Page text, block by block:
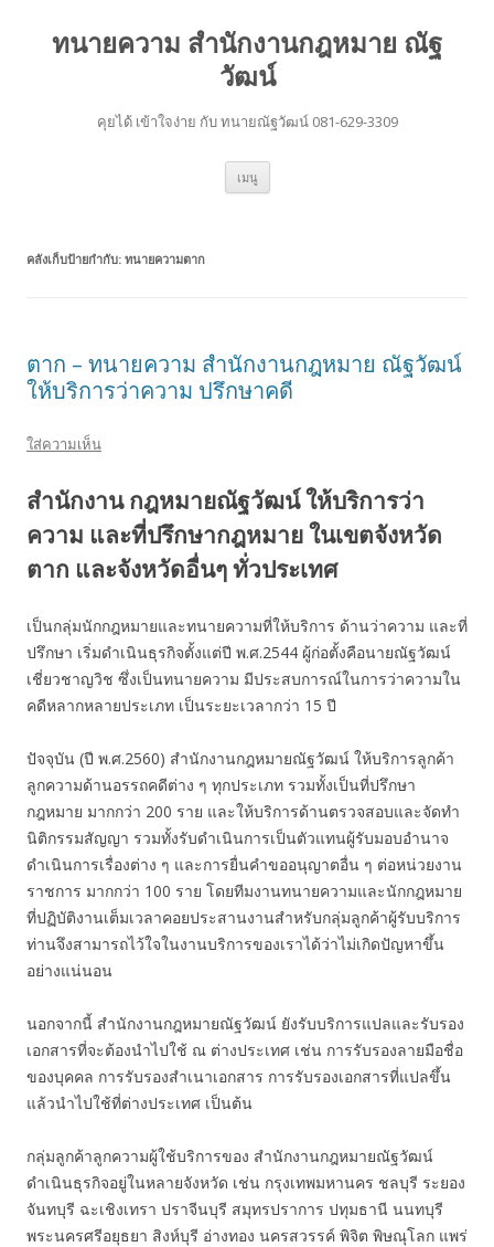
ทนายความ สำนักงานกฎหมาย ณัฐ
วัฒน์
คุยได้ เข้าใจง่าย กับ ทนายณัฐวัฒน์ 081-629-3309
เมนู ข้าม
ยัง
คลังเก็บป้ายกำกับ: ทนายความตาก
ตาก – ทนายความ สำนักงานกฎหมาย ณัฐวัฒน์
ให้บริการว่าความ ปรึกษาคดี
ใส่ความเห็น
สำนักงาน กฎหมายณัฐวัฒน์ ให้บริการว่า
ความ และที่ปรึกษากฎหมาย ในเขตจังหวัด
ตาก และจังหวัดอื่นๆ ทั่วประเทศ
เป็นกลุ่มนักกฎหมายและทนายความที่ให้บริการ ด้านว่าความ และที่
ปรึกษา เริ่มดำเนินธุรกิจตั้งแต่ปี พ.ศ.2544 ผู้ก่อตั้งคือนายณัฐวัฒน์
เชี่ยวชาญวิช ซึ่งเป็นทนายความ มีประสบการณ์ในการว่าความใน
คดีหลากหลายประเภท เป็นระยะเวลากว่า 15 ปี
ปัจจุบัน (ปี พ.ศ.2560) สำนักงานกฎหมายณัฐวัฒน์ ให้บริการลูกค้า
ลูกความด้านอรรถคดีต่าง ๆ ทุกประเภท รวมทั้งเป็นที่ปรึกษา
กฎหมาย มากกว่า 200 ราย และให้บริการด้านตรวจสอบและจัดทำ
นิติกรรมสัญญา รวมทั้งรับดำเนินการเป็นตัวแทนผู้รับมอบอำนาจ
ดำเนินการเรื่องต่าง ๆ และการยื่นคำขออนุญาตอื่น ๆ ต่อหน่วยงาน
ราชการ มากกว่า 100 ราย โดยทีมงานทนายความและนักกฎหมาย
ที่ปฏิบัติงานเต็มเวลาคอยประสานงานสำหรับกลุ่มลูกค้าผู้รับบริการ
ท่านจึงสามารถไว้ใจในงานบริการของเราได้ว่าไม่เกิดปัญหาขึ้น
อย่างแน่นอน
นอกจากนี้ สำนักงานกฎหมายณัฐวัฒน์ ยังรับบริการแปลและรับรอง
เอกสารที่จะต้องนำไปใช้ ณ ต่างประเทศ เช่น การรับรองลายมือชื่อ
ของบุคคล การรับรองสำเนาเอกสาร การรับรองเอกสารที่แปลขึ้น
แล้วนำไปใช้ที่ต่างประเทศ เป็นต้น
กลุ่มลูกค้าลูกความผู้ใช้บริการของ สำนักงานกฎหมายณัฐวัฒน์
ดำเนินธุรกิจอยู่ในหลายจังหวัด เช่น กรุงเทพมหานคร ชลบุรี ระยอง
จันทบุรี ฉะเชิงเทรา ปราจีนบุรี สมุทรปราการ ปทุมธานี นนทบุรี
พระนครศรีอยุธยา สิงห์บุรี อ่างทอง นครสวรรค์ พิจิต พิษณุโลก แพร่